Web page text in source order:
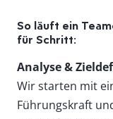
So läuft ein
für Schritt:
Analyse &
Wir starten mit
Führungskraft